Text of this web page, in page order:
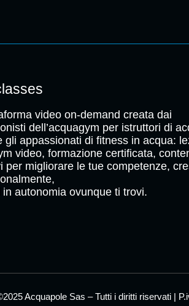
video on-demand creata dai
dell’acquagym per istruttori di
gli appassionati di fitness in acqua:
video, formazione certificata,
per migliorare le tue competenze,
in autonomia ovunque ti trovi.
Acquapole Sas – Tutti i diritti riservati |